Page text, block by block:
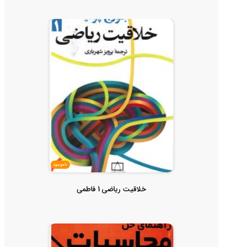
ناموجود
خلاقیت ریاضی 1 فاطمی